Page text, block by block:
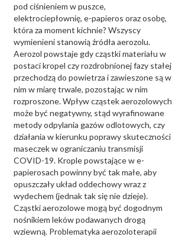
pod ciśnieniem w puszce,
elektrociepłownię, e-papieros oraz osobę,
która za moment kichnie? Wszyscy
wymienieni stanowią źródła aerozolu.
Aerozol powstaje gdy cząstki materiału w
postaci kropel czy rozdrobnionej fazy stałej
przechodzą do powietrza i zawieszone są w
nim w miarę trwale, pozostając w nim
rozproszone. Wpływ cząstek aerozolowych
może być negatywny, stąd wyrafinowane
metody odpylania gazów odlotowych, czy
działania w kierunku poprawy skuteczności
maseczek w ograniczaniu transmisji
COVID-19. Krople powstające w e-
papierosach powinny być tak małe, aby
opuszczały układ oddechowy wraz z
wydechem (jednak tak się nie dzieje).
Cząstki aerozolowe mogą być dogodnym
nośnikiem leków podawanych drogą
wziewną. Problematyka aerozoloterapii